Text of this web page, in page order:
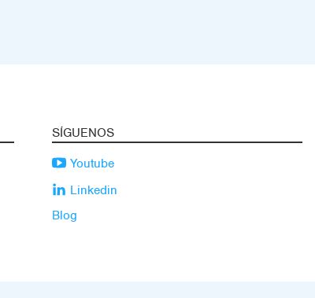
SÍGUENOS
Youtube
Linkedin
Blog